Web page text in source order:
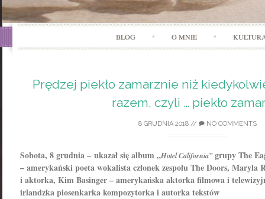
BLOG O MNIE
Prędzej piekło zamarznie niż
razem, czyli … piekło
8 GRUDNIA 2018 // NO COMMENTS
Sobota, 8 grudnia – ukazał się album „Hotel California”grupy The
– amerykański poeta wokalista członek zespołu The Doors, Maryla
i aktorka, Kim Basinger – amerykańska aktorka filmowa i
irlandzka piosenkarka kompozytorka i autorka tekstów